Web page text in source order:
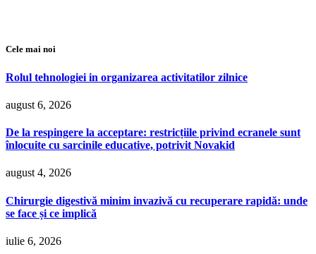
Cele mai noi
Rolul tehnologiei in organizarea activitatilor zilnice
august 6, 2026
De la respingere la acceptare: restricțiile privind ecranele sunt
înlocuite cu sarcinile educative, potrivit Novakid
august 4, 2026
Chirurgie digestivă minim invazivă cu recuperare rapidă: unde
se face și ce implică
iulie 6, 2026